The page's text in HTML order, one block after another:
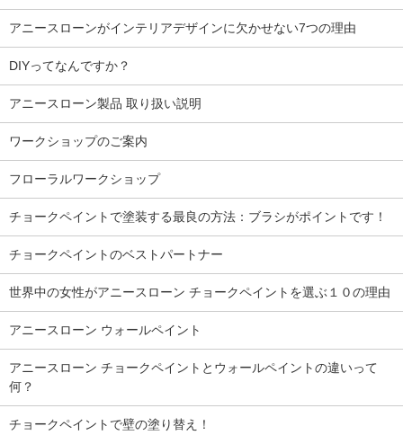
アニースローンがインテリアデザインに欠かせない7つの理由
DIYってなんですか？
アニースローン製品 取り扱い説明
ワークショップのご案内
フローラルワークショップ
チョークペイントで塗装する最良の方法：ブラシがポイントです！
チョークペイントのベストパートナー
世界中の女性がアニースローン チョークペイントを選ぶ１０の理由
アニースローン ウォールペイント
アニースローン チョークペイントとウォールペイントの違いって
何？
チョークペイントで壁の塗り替え！